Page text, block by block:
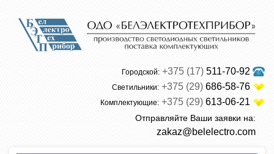
Городской: +375 (17) 511-70-92
Светильники: +375 (29) 686-58-76
Комплектующие: +375 (29) 613-06-21
Отправляйте Ваши заявки на:
zakaz@belelectro.com